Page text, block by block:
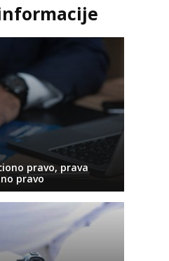
pravo, prava
pravo